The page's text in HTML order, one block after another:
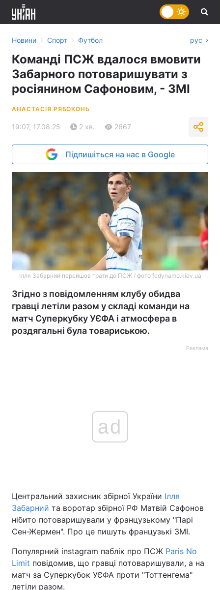
Україна Політика
Економіка Світ
Наука
Техно і зв'язок Лайт
Новини › Спорт › Футбол рус
Команді ПСЖ вдалося вмовити
Забарного потоваришувати з
росіянином Сафоновим, - ЗМІ
АНАСТАСІЯ РЯБОКОНЬ
19:07, 17.08.25 2 хв. 2667
Підпишіться на нас в Google
Ілля Забарний перейшов грати до ПСЖ / фото fcdynamo.kiev.ua
Згідно з повідомленням клубу обидва
гравці летіли разом у складі команди на
матч Суперкубку УЄФА і атмосфера в
роздягальні була товариською.
Реклама
ad
Центральний захисник збірної України Ілля
Забарний та воротар збірної РФ Матвій Сафонов
нібито потоваришували у французькому "Парі
Сен-Жермен". Про це пишуть французькі ЗМІ.
Популярний instagram паблік про ПСЖ Paris No
Limit повідомив, що гравці потоваришували, а на
матч за Суперкубок УЄФА проти "Тоттенгема"
летіли разом.